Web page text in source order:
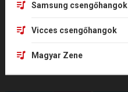
Samsung csengőhangok
Vicces csengőhangok
Magyar Zene